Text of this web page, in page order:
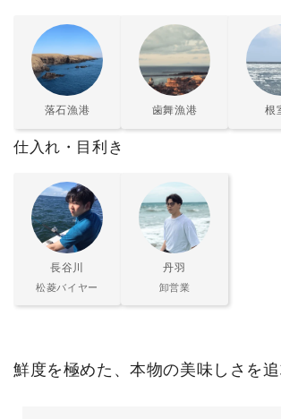
落石漁港 歯舞漁港 根
仕入れ・目利き
長谷川
松菱バイヤー
丹羽
卸営業
鮮度を極めた、本物の美味しさを